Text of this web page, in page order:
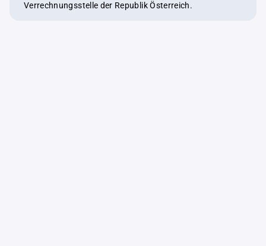
Verrechnungsstelle der Republik Österreich.